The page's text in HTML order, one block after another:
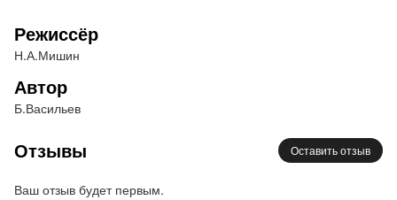
Что такое Родина? Что такое Любовь? Что такое
Жизнь?
Режиссёр
Н.А.Мишин
Автор
Б.Васильев
Отзывы Оставить отзыв
Ваш отзыв будет первым.